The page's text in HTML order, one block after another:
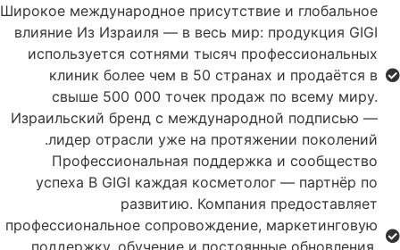
Широкое международное присутствие и глобальное
влияние Из Израиля — в весь мир: продукция GIGI
используется сотнями тысяч профессиональных
клиник более чем в 50 странах и продаётся в
свыше 500 000 точек продаж по всему миру.
Израильский бренд с международной подписью —
лидер отрасли уже на протяжении поколений.
Профессиональная поддержка и сообщество
успеха В GIGI каждая косметолог — партнёр по
развитию. Компания предоставляет
профессиональное сопровождение, маркетинговую
поддержку, обучение и постоянные обновления,